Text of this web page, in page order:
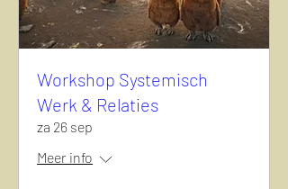
Workshop Systemisch
Werk & Relaties
za 26 sep
Meer info